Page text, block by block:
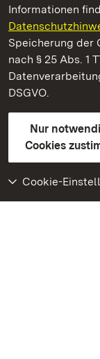
Informationen
Speicherung der
nach § 25 Abs. 1
DSGVO.
Nur
Cookies
Cookie-
Kloster Alpirsbach
Staatliche
Kontakt
Erklärung zur
BITV-konform
Weiteres